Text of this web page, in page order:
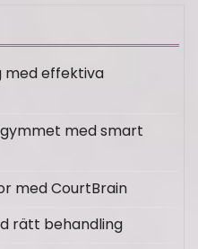
med effektiva
med smart
med CourtBrain
rätt behandling